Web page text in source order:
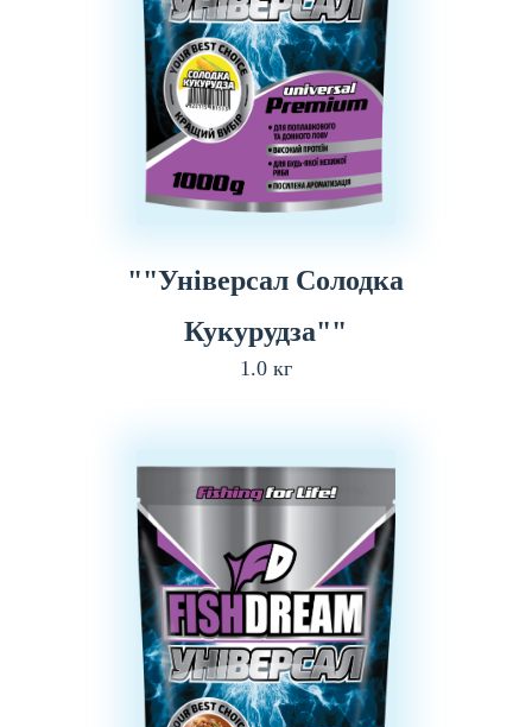
""Універсал Солодка
Кукурудза""
1.0 кг